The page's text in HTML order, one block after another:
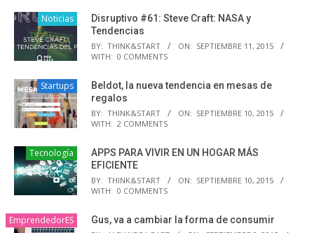
Noticias
Disruptivo #61: Steve Craft: NASA y
Tendencias
BY: THINK&START ON: SEPTIEMBRE 11, 2015
WITH: 0 COMMENTS
Startups
Beldot, la nueva tendencia en mesas de
regalos
BY: THINK&START ON: SEPTIEMBRE 10, 2015
WITH: 2 COMMENTS
Tecnología
APPS PARA VIVIR EN UN HOGAR MÁS
EFICIENTE
BY: THINK&START ON: SEPTIEMBRE 10, 2015
WITH: 0 COMMENTS
EmprendedorES Gus, va a cambiar la forma de consumir